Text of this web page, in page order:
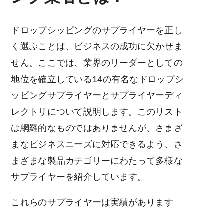
ドロップシッピングのサプライヤーを正し
く選ぶことは、ビジネスの成功に欠かせま
せん。ここでは、業界のリーダーとしての
地位を確立している14の有名なドロップシ
ッピングサプライヤーとサプライヤーディ
レクトリについて説明します。このリスト
は網羅的なものではありませんが、さまざ
まなビジネスニーズに対応できるよう、さ
まざまな製品カテゴリーにわたって多様な
サプライヤーを紹介しています。
これらのサプライヤーは実績があります